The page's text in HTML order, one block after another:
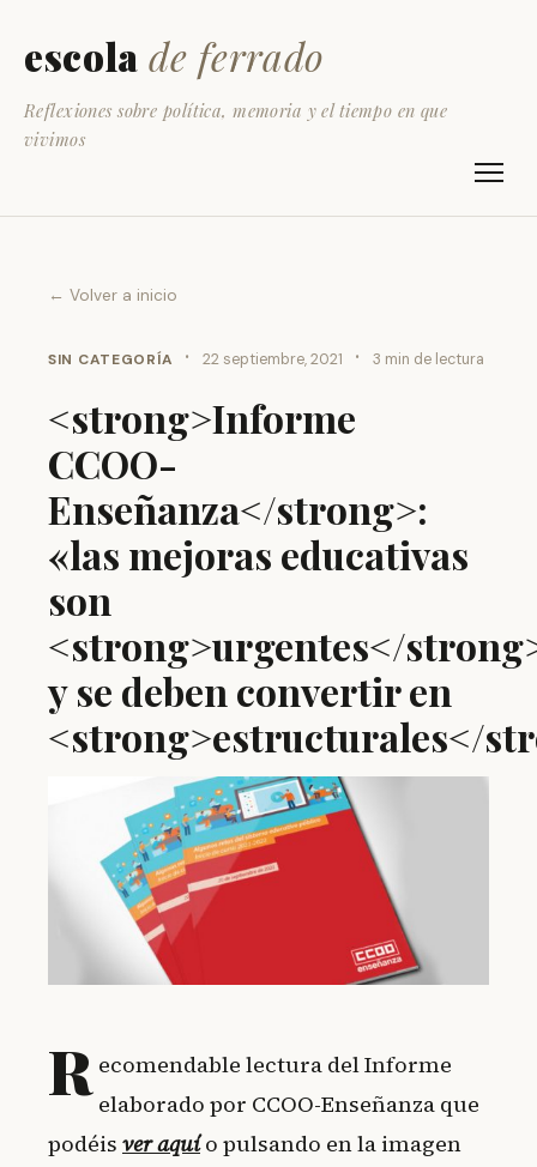
escola de ferrado
Reflexiones sobre política, memoria y el tiempo en que
vivimos
← Volver a inicio
SIN CATEGORÍA · 22 septiembre, 2021 · 3 min de lectura
<strong>Informe
CCOO-
Enseñanza</strong>:
«las mejoras educativas
son
<strong>urgentes</
y se deben convertir en
<strong>estructurales</
R ecomendable lectura del Informe
elaborado por CCOO-Enseñanza que
podéis ver aquío pulsando en la imagen